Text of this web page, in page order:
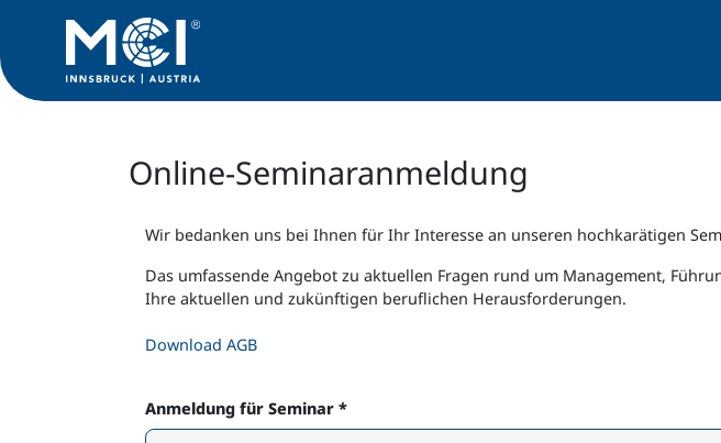
Online-Seminaranmeldung
Wir bedanken uns bei Ihnen für Ihr Interesse an unseren hochkarätigen
Das umfassende Angebot zu aktuellen Fragen rund um Management,
Ihre aktuellen und zukünftigen beruflichen Herausforderungen.
Download AGB
Anmeldung für Seminar *